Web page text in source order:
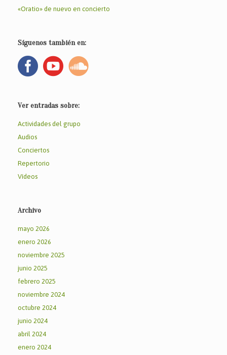
«Oratio» de nuevo en concierto
Síguenos también en:
Ver entradas sobre:
Actividades del grupo
Audios
Conciertos
Repertorio
Vídeos
Archivo
mayo 2026
enero 2026
noviembre 2025
junio 2025
febrero 2025
noviembre 2024
octubre 2024
junio 2024
abril 2024
enero 2024